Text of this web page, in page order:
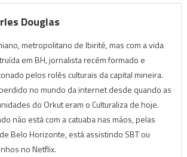
Douglas
metropolitano de Ibirité, mas com a vida
em BH, jornalista recém formado e
pelos rolês culturais da capital mineira.
no mundo da internet desde quando as
do Orkut eram o Culturaliza de hoje.
não está com a catuaba nas mãos, pelas
Belo Horizonte, está assistindo SBT ou
no Netflix.